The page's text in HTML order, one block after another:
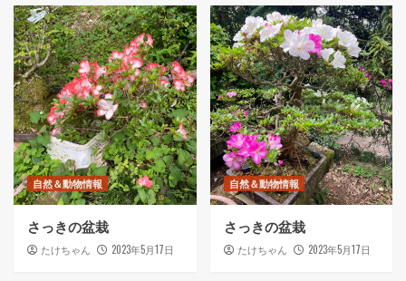
自然＆動物情報
さっきの盆栽
たけちゃん 2023年5月17日
自然＆動物情報
さっきの盆栽
たけちゃん 2023年5月17日